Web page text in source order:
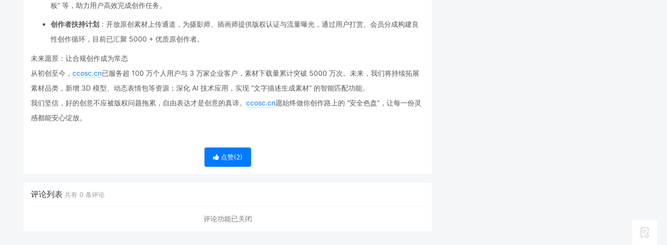
板” 等，助力用户高效完成创作任务。
创作者扶持计划 ：开放原创素材上传通道，为摄影师、插画师提供版权认证与流量曝光，通过用户打赏、会员分成构建良
性创作循环，目前已汇聚 5000 + 优质原创作者。
未来愿景：让合规创作成为常态
从初创至今， ccosc.cn已服务超 100 万个人用户与 3 万家企业客户，素材下载量累计突破 5000 万次。未来，我们将持续拓展
素材品类，新增 3D 模型、动态表情包等资源；深化 AI 技术应用，实现 “文字描述生成素材” 的智能匹配功能。
我们坚信，好的创意不应被版权问题拖累，自由表达才是创意的真谛。 ccosc.cn愿始终做你创作路上的 “安全色盘”，让每一份灵
感都能安心绽放。
点赞(2)
评论列表 共有 0 条评论
评论功能已关闭